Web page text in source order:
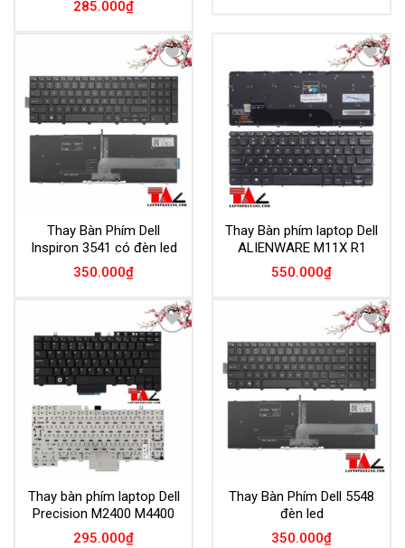
285.000₫
Add to
Wishlist
Thay Bàn Phím Dell
Inspiron 3541 có đèn led
350.000₫
Add to
Wishlist
Thay Bàn phím laptop Dell
ALIENWARE M11X R1
550.000₫
Add to
Wishlist
Thay bàn phím laptop Dell
Precision M2400 M4400
295.000₫
Add to
Wishlist
Thay Bàn Phím Dell 5548
đèn led
350.000₫